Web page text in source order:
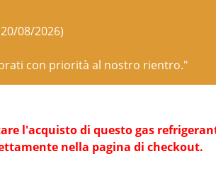
20/08/2026)
con priorità al nostro rientro."
l'acquisto di questo gas
nella pagina di checkout.